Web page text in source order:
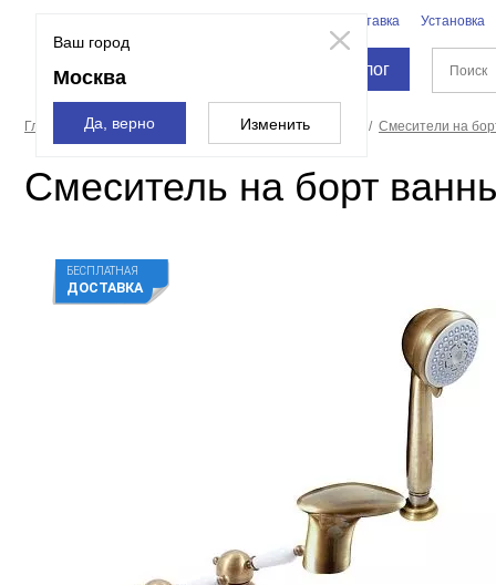
Ваш город
Москва
Да, верно Изменить
Доставка Установка
Каталог
Главная страница Смесители и души Смесители Смесители на
Смеситель на борт
БЕСПЛАТНАЯ
ДОСТАВКА